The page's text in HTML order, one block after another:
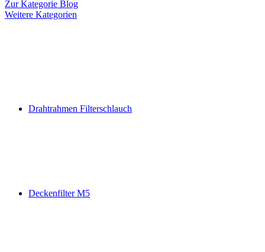
Zur Kategorie Blog
Weitere Kategorien
Drahtrahmen Filterschlauch
Deckenfilter M5